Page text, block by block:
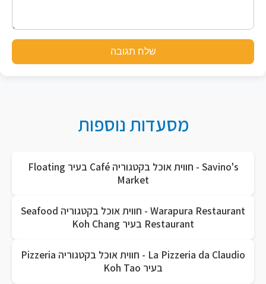
שלח תגובה
מסעדות נוספות
Savino's - חווית אוכל בקטגוריה Café בעיר Floating
Market
Warapura Restaurant - חווית אוכל בקטגוריה Seafood
Restaurant בעיר Koh Chang
La Pizzeria da Claudio - חווית אוכל בקטגוריה Pizzeria
בעיר Koh Tao